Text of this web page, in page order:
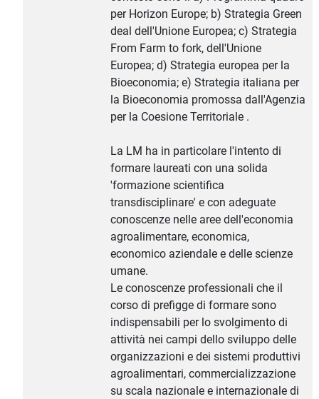
per Horizon Europe; b) Strategia Green
deal dell'Unione Europea; c) Strategia
From Farm to fork, dell'Unione
Europea; d) Strategia europea per la
Bioeconomia; e) Strategia italiana per
la Bioeconomia promossa dall'Agenzia
per la Coesione Territoriale .
La LM ha in particolare l'intento di
formare laureati con una solida
'formazione scientifica
transdisciplinare' e con adeguate
conoscenze nelle aree dell'economia
agroalimentare, economica,
economico aziendale e delle scienze
umane.
Le conoscenze professionali che il
corso di prefigge di formare sono
indispensabili per lo svolgimento di
attività nei campi dello sviluppo delle
organizzazioni e dei sistemi produttivi
agroalimentari, commercializzazione
su scala nazionale e internazionale di